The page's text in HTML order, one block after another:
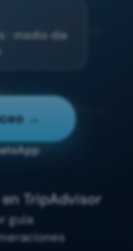
· medio día
→
TripAdvisor
guía